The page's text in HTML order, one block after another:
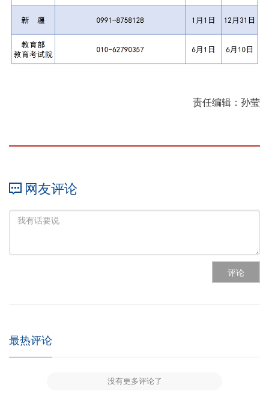
责任编辑：孙莹
网友评论
评论
最热评论
没有更多评论了